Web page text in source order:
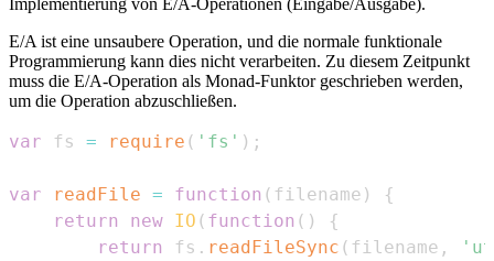
E/A ist eine unsaubere Operation, und die normale funktionale
Programmierung kann dies nicht verarbeiten. Zu diesem Zeitpunkt
muss die E/A-Operation als Monad-Funktor geschrieben werden,
um die Operation abzuschließen.
var fs = require ( 'fs' ) ;
var readFile = function ( filename )
{
return
new IO ( function ( )
{
return
fs . readFileSync ( filename ,